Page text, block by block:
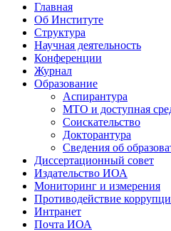
Главная
Об Институте
Структура
Научная деятельность
Конференции
Журнал
Образование
Аспирантура
МТО и доступная
Соискательство
Докторантура
Сведения об
Диссертационный совет
Издательство ИОА
Мониторинг и измерения
Противодействие
Интранет
Почта ИОА